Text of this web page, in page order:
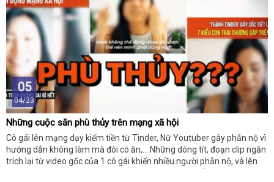
05
04/23
Những cuộc săn phù thủy trên mạng xã hội
Cô gái lên mạng dạy kiếm tiền từ Tinder, Nữ Youtuber gây phẫn nộ vì
hướng dẫn không làm mà đòi có ăn,... Những dòng tít, đoạn clip ngắn
trích lại từ video gốc của 1 cô gái khiến nhiều người phẫn nộ, và lên